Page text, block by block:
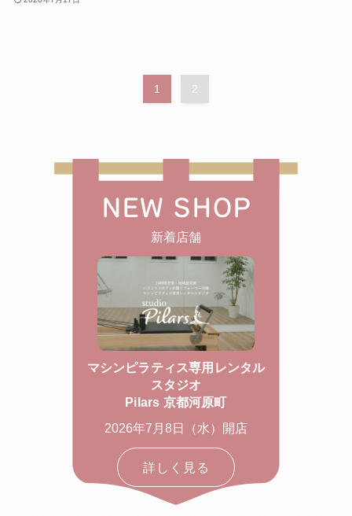
1 2
NEW SHOP
新着店舗
マシンピラティス専用レンタル
スタジオ
Pilars 京都河原町
2026年7月8日（水）開店
詳しく見る